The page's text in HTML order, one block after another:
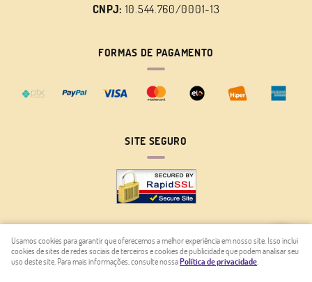
CNPJ: 10.544.760/0001-13
FORMAS DE PAGAMENTO
SITE SEGURO
LOJA VIRTUAL CRIADA POR
Usamos cookies para garantir que oferecemos a melhor experiência em nosso site. Isso inclui
cookies de sites de redes sociais de terceiros e cookies de publicidade que podem analisar seu
uso deste site. Para mais informações, consulte nossaPolítica de privacidade.